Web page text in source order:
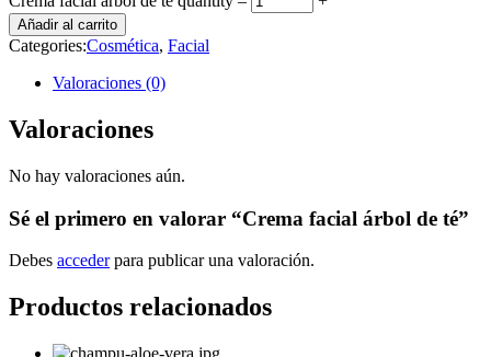
Añadir al carrito
Categories:Cosmética, Facial
Valoraciones (0)
Valoraciones
No hay valoraciones aún.
Sé el primero en valorar “Crema facial árbol de té”
Debes accederpara publicar una valoración.
Productos relacionados